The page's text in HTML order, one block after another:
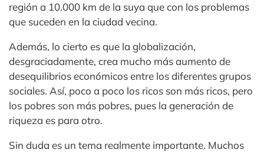
región a 10.000 km de la suya que con los problemas
que suceden en la ciudad vecina.
Además, lo cierto es que la globalización,
desgraciadamente, crea mucho más aumento de
desequilibrios económicos entre los diferentes grupos
sociales. Así, poco a poco los ricos son más ricos, pero
los pobres son más pobres, pues la generación de
riqueza es para otro.
Sin duda es un tema realmente importante. Muchos